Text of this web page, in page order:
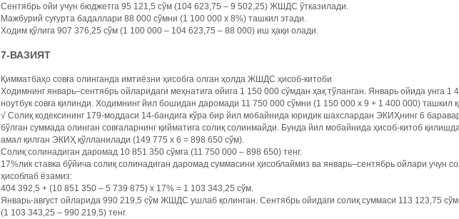
Сентябрь ойи учун бюджетга 95 121,5 сўм (104 623,75 – 9 502,25) ЖШДС ўтказилади.
Мажбурий суғурта бадаллари 88 000 сўмни (1 100 000 х 8%) ташкил этади.
Ходим қўлига 907 376,25 сўм (1 100 000 – 104 623,75 – 88 000) иш ҳақи олади.
7-ВАЗИЯТ
Қимматбаҳо совға олинганда имтиёзни ҳисобга олган ҳолда ЖШДС ҳисоб-китоби
Ходимнинг январь–сентябрь ойларидаги меҳнатига ойига 1 150 000 сўмдан ҳақ тўланган. Январь ойида унга 1
ноутбук совға қилинди. Ходимнинг йил бошидан даромади 11 750 000 сўмни (1 150 000 х 9 + 1 400 000) ташкил
√ Солиқ кодексининг 179-моддаси 14-бандига кўра бир йил мобайнида юридик шахслардан ЭКИҲнинг 6
бўлган суммада олинган совғаларнинг қийматига солиқ солинмайди. Бунда йил мобайнида ҳисоб-китоб
амал қилган ЭКИҲ қўлланилади (149 775 х 6 = 898 650 сўм).
Солиқ солинадиган даромад 10 851 350 сўмга (11 750 000 – 898 650) тенг.
17%лик ставка бўйича солиқ солинадиган даромад суммасини ҳисоблаймиз ва январь–сентябрь ойлари учун
ҳисоблаб ёзамиз:
404 392,5 + (10 851 350 – 5 739 875) х 17% = 1 103 343,25 сўм.
Январь-август ойларида 990 219,5 сўм ЖШДС ушлаб қолинган. Сентябрь ойидаги солиқ суммаси 113 123,75
(1 103 343,25 – 990 219,5) тенг.